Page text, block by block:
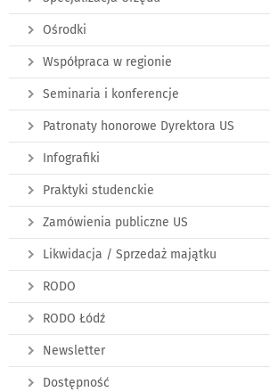
Ośrodki
Współpraca w regionie
Seminaria i konferencje
Patronaty honorowe Dyrektora US
Infografiki
Praktyki studenckie
Zamówienia publiczne US
Likwidacja / Sprzedaż majątku
RODO
RODO Łódź
Newsletter
Dostępność